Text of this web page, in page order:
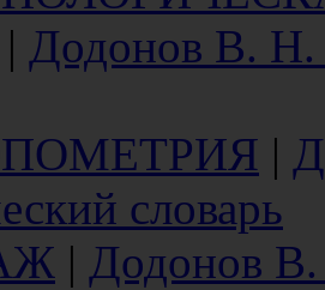
| Додонов В.
|
словарь
| Додонов